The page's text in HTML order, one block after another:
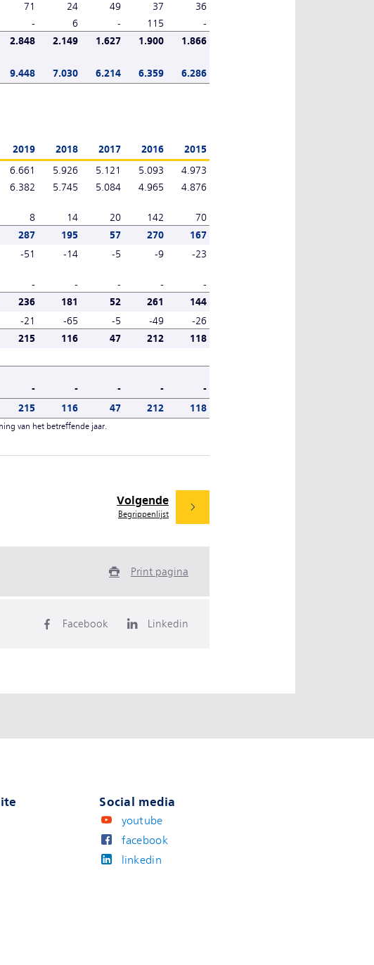
71 24 49 37
36
- 6 - 115
-
2.848 2.149 1.627 1.900
1.866
9.448 7.030 6.214 6.359 6.286
2019 2018 2017 2016
2015
6.661 5.926 5.121 5.093
4.973
6.382 5.745 5.084 4.965
4.876
8 14 20 142
70
287 195 57 270
167
-51 -14 -5 -9
-23
- - - -
-
236 181 52 261
144
-21 -65 -5 -49
-26
215 116 47 212
118
- - - -
-
215 116 47 212 118
van het betreffende jaar.
Volgende
Begrippenlijst
Print pagina
Facebook Linkedin
Social media
youtube
facebook
linkedin